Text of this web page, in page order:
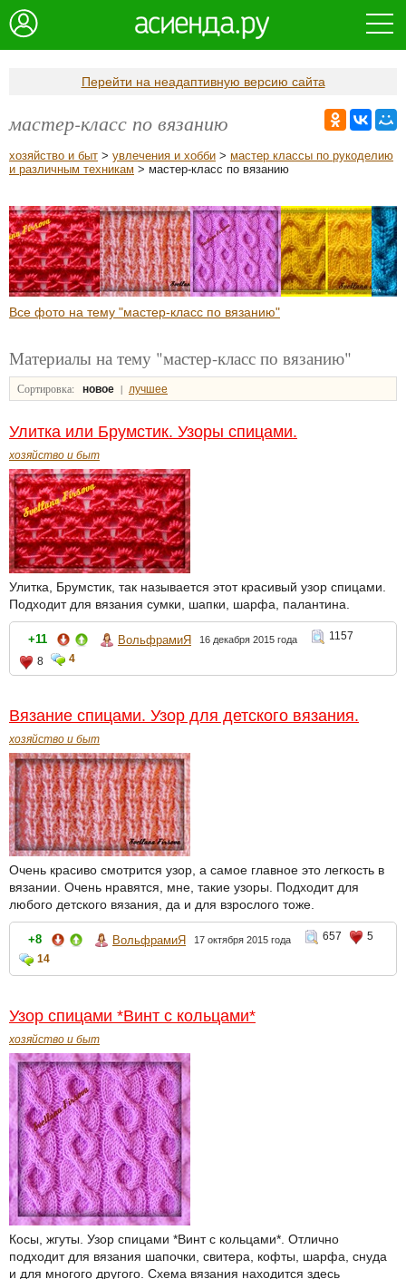
Перейти на неадаптивную версию сайта
мастер-класс по вязанию
хозяйство и быт > увлечения и хобби > мастер классы по рукоделию
и различным техникам > мастер-класс по вязанию
Все фото на тему "мастер-класс по вязанию"
Материалы на тему "мастер-класс по вязанию"
Сортировка: новое | лучшее
Улитка или Брумстик. Узоры спицами.
хозяйство и быт
Улитка, Брумстик, так называется этот красивый узор спицами.
Подходит для вязания сумки, шапки, шарфа, палантина.
+11 ВольфрамиЯ 16 декабря 2015 года
1157
8
4
Вязание спицами. Узор для детского вязания.
хозяйство и быт
Очень красиво смотрится узор, а самое главное это легкость в
вязании. Очень нравятся, мне, такие узоры. Подходит для
любого детского вязания, да и для взрослого тоже.
+8 ВольфрамиЯ 17 октября 2015 года 657
5
14
Узор спицами *Винт с кольцами*
хозяйство и быт
Косы, жгуты. Узор спицами *Винт с кольцами*. Отлично
подходит для вязания шапочки, свитера, кофты, шарфа, снуда
и для многого другого. Схема вязания находится здесь